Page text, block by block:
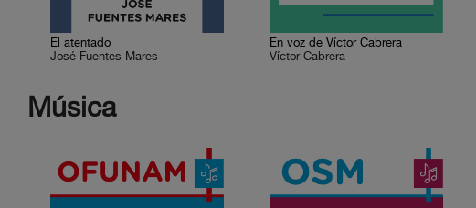
El atentado
José Fuentes Mares
En voz de Víctor Cabrera
Víctor Cabrera
Música